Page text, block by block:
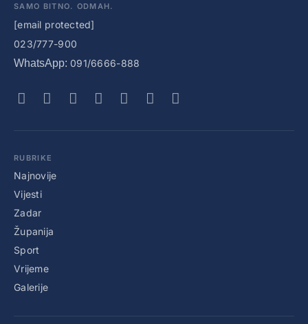
SAMO BITNO. ODMAH.
[email protected]
023/777-900
WhatsApp: 091/6666-888
RUBRIKE
Najnovije
Vijesti
Zadar
Županija
Sport
Vrijeme
Galerije